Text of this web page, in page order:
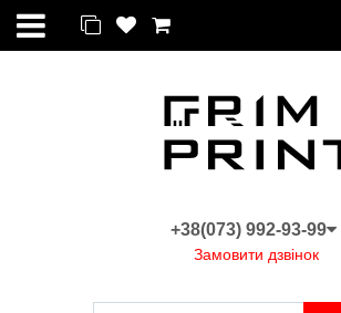
+38(073) 992-93-99
Замовити дзвінок